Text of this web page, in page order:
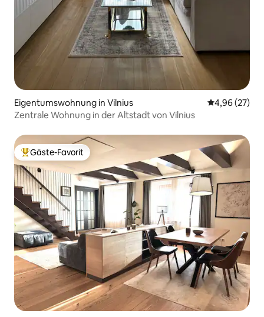
Eigentumswohnung in Vilnius
4,96 (27)
Zentrale Wohnung in der Altstadt von Vilnius
Beliebter Gäste-Favorit.
Gäste-Favorit